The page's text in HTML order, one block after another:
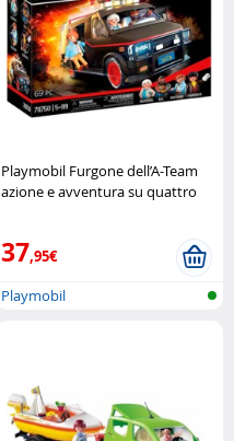
Playmobil Furgone dell’A-Team
azione e avventura su quattro
37,95€
Playmobil